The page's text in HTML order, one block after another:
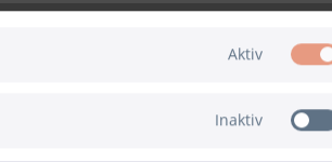
Aktiv
Inaktiv